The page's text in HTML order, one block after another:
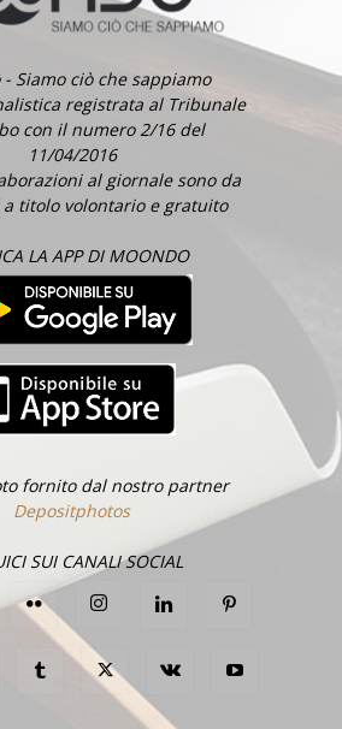
Siamo ciò che sappiamo
registrata al Tribunale
con il numero 2/16 del
11/04/2016
al giornale sono da
titolo volontario e gratuito
LA APP DI MOONDO
fornito dal nostro partner
Depositphotos
SUI CANALI SOCIAL